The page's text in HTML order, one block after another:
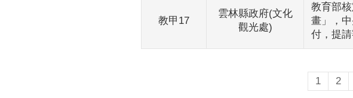
教甲17
雲林縣政府(文化
觀光處)
教育部
畫」，
付，提請
1 2